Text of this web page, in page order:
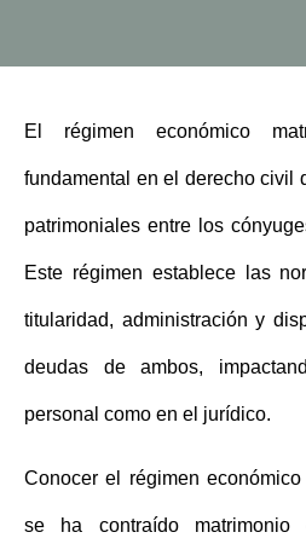
El régimen económico
fundamental en el derecho civil
patrimoniales entre los
Este régimen establece las
titularidad, administración y
deudas de ambos,
personal como en el jurídico.
Conocer el régimen
se ha contraído